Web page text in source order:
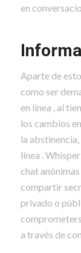
en
Aparte de
como ser
en línea , al
los cambios
la
línea .
chat
compartir
privado o
a través de